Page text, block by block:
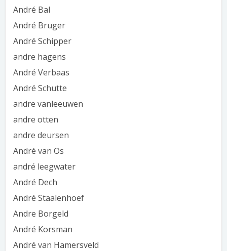
André Bal
André Bruger
André Schipper
andre hagens
André Verbaas
André Schutte
andre vanleeuwen
andre otten
andre deursen
André van Os
andré leegwater
André Dech
André Staalenhoef
Andre Borgeld
André Korsman
André van Hamersveld